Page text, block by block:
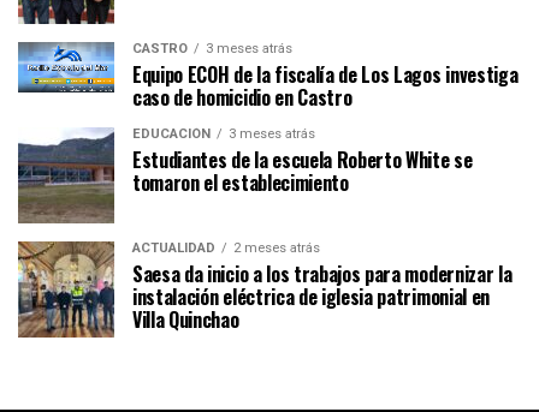
CASTRO 3 meses atrás
Equipo ECOH de la fiscalía de Los Lagos investiga
caso de homicidio en Castro
EDUCACIÓN 3 meses atrás
Estudiantes de la escuela Roberto White se
tomaron el establecimiento
ACTUALIDAD 2 meses atrás
Saesa da inicio a los trabajos para modernizar la
instalación eléctrica de iglesia patrimonial en
Villa Quinchao